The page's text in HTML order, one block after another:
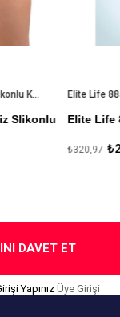
Elite Life 890 Dikişsiz Slikonlu Kadın Slip Korse
%19
Elite Life 885
Elite Life
%82
Elastan
₺320,97
DAVET ET
YapınızÜye Girişi